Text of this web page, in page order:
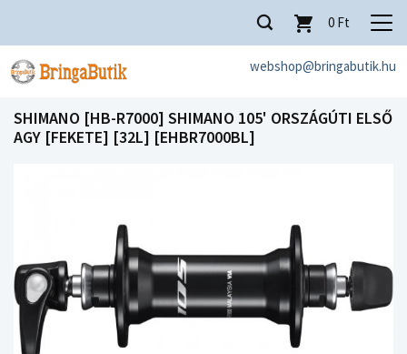
webshop@bringabutik.hu
0 Ft
SHIMANO [HB-R7000] SHIMANO 105' ORSZÁGÚTI ELSŐ
AGY [FEKETE] [32L] [EHBR7000BL]